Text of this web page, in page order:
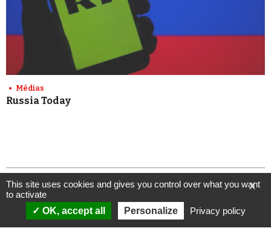
Médias
Russia Today
ANALYSES
VIDÉOS
X
This site uses cookies and gives you control over what you want
to activate
OK, accept all
Personalize Privacy policy